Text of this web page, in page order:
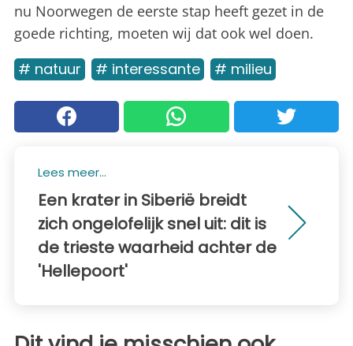
nu Noorwegen de eerste stap heeft gezet in de
goede richting, moeten wij dat ook wel doen.
# natuur # interessante # milieu
Lees meer...
Een krater in Siberië breidt
zich ongelofelijk snel uit: dit is
de trieste waarheid achter de
'Hellepoort'